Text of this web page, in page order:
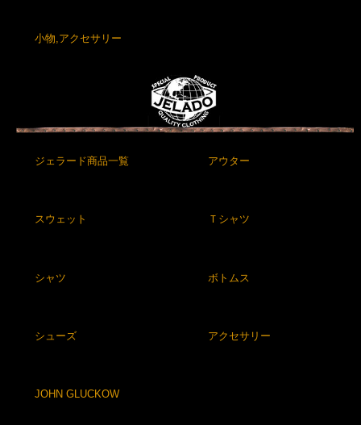
小物,アクセサリー
ジェラード商品一覧 アウター
スウェット Ｔシャツ
シャツ ボトムス
シューズ アクセサリー
JOHN GLUCKOW